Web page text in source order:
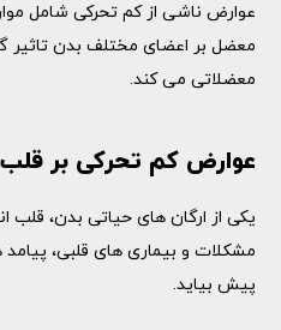
عوارض ناشی از کم تحرکی شامل
معضل بر اعضای مختلف بدن تاثیر
معضلاتی می کند.
عوارض کم تحرکی بر قلب
یکی از ارگان های حیاتی بدن،
مشکلات و بیماری های قلبی،
پیش بیاید.